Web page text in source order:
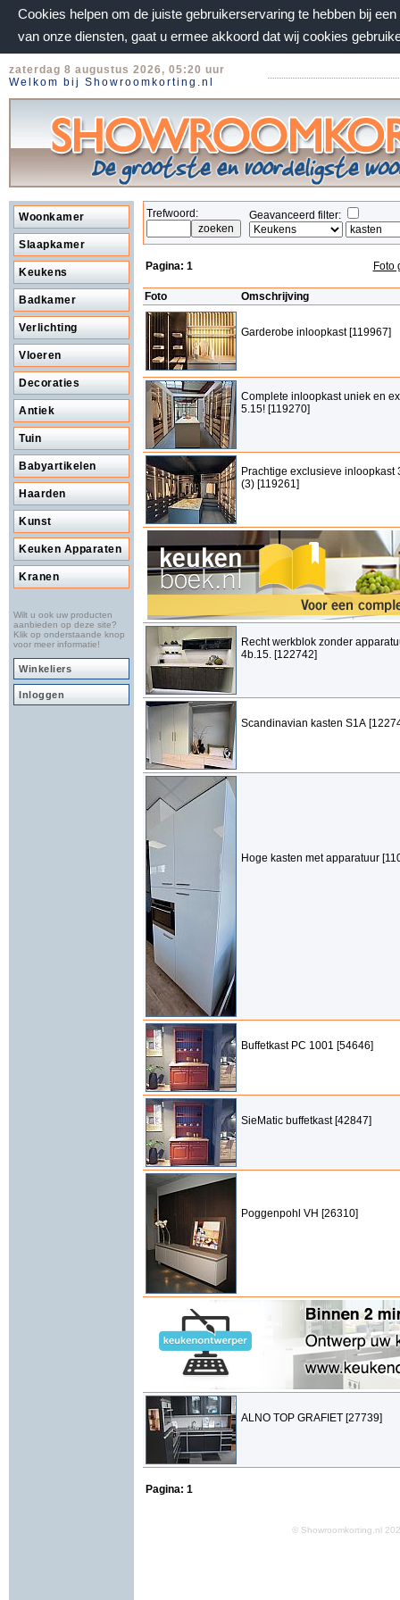
Cookies helpen om de juiste gebruikerservaring te hebben bij
van onze diensten, gaat u ermee akkoord dat wij cookies
zaterdag 8 augustus 2026, 05:20 uur
Welkom bij Showroomkorting.nl
Woonkamer
Slaapkamer
Keukens
Badkamer
Verlichting
Vloeren
Decoraties
Antiek
Tuin
Babyartikelen
Haarden
Kunst
Keuken Apparaten
Kranen
Wilt u ook uw producten
aanbieden op deze site?
Klik op onderstaande knop
voor meer informatie!
Winkeliers
Inloggen
Trefwoord: Geavanceerd filter:
Pagina: 1 Foto
Foto Omschrijving
Garderobe inloopkast [119967]
Complete inloopkast uniek en
5.15! [119270]
Prachtige exclusieve inloopkast
(3) [119261]
Recht werkblok zonder
4b.15. [122742]
Scandinavian kasten S1A
Hoge kasten met apparatuur
Buffetkast PC 1001 [54646]
SieMatic buffetkast [42847]
Poggenpohl VH [26310]
ALNO TOP GRAFIET [27739]
Pagina: 1
© Showroomkorting.nl